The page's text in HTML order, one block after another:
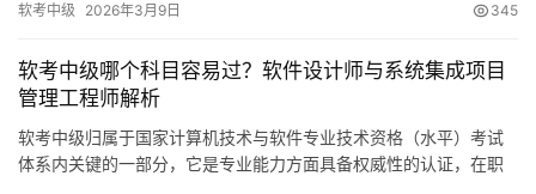
软考中级 2026年3月9日 345
软考中级哪个科目容易过？软件设计师与系统集成项目
管理工程师解析
软考中级归属于国家计算机技术与软件专业技术资格（水平）考试
体系内关键的一部分，它是专业能力方面具备权威性的认证，在职